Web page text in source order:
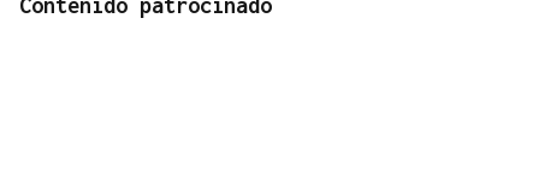
Contenido patrocinado